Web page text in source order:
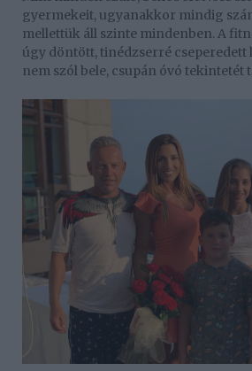
gyermekeit, ugyanakkor mindig
mellettük áll szinte mindenben. A
úgy döntött, tinédzserré cseperedett
nem szól bele, csupán óvó tekintetét